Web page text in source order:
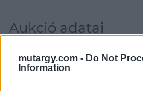
mutargy.com - Do Not
Information
Aukció adatai
Aukció dátuma: 2024.01.31